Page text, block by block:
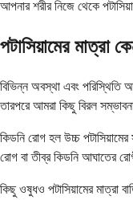
আপনার শরীর নিজে থেকে
পটাসিয়ামের মাত্রা
বিভিন্ন অবস্থা এবং পরিস্থিতি
তারপরে আমরা কিছু বিরল
কিডনি রোগ হল উচ্চ
রোগ বা তীব্র কিডনি আঘাতের
কিছু ওষুধও পটাসিয়ামের মাত্রা